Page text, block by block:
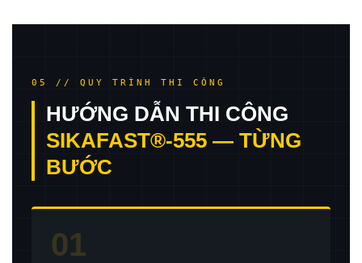
05 // QUY TRÌNH THI CÔNG
HƯỚNG DẪN THI CÔNG
SIKAFAST®-555 — TỪNG
BƯỚC
01